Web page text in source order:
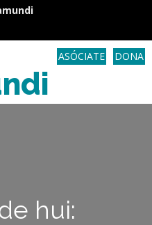
DONA
ASÓCIATE
hui: